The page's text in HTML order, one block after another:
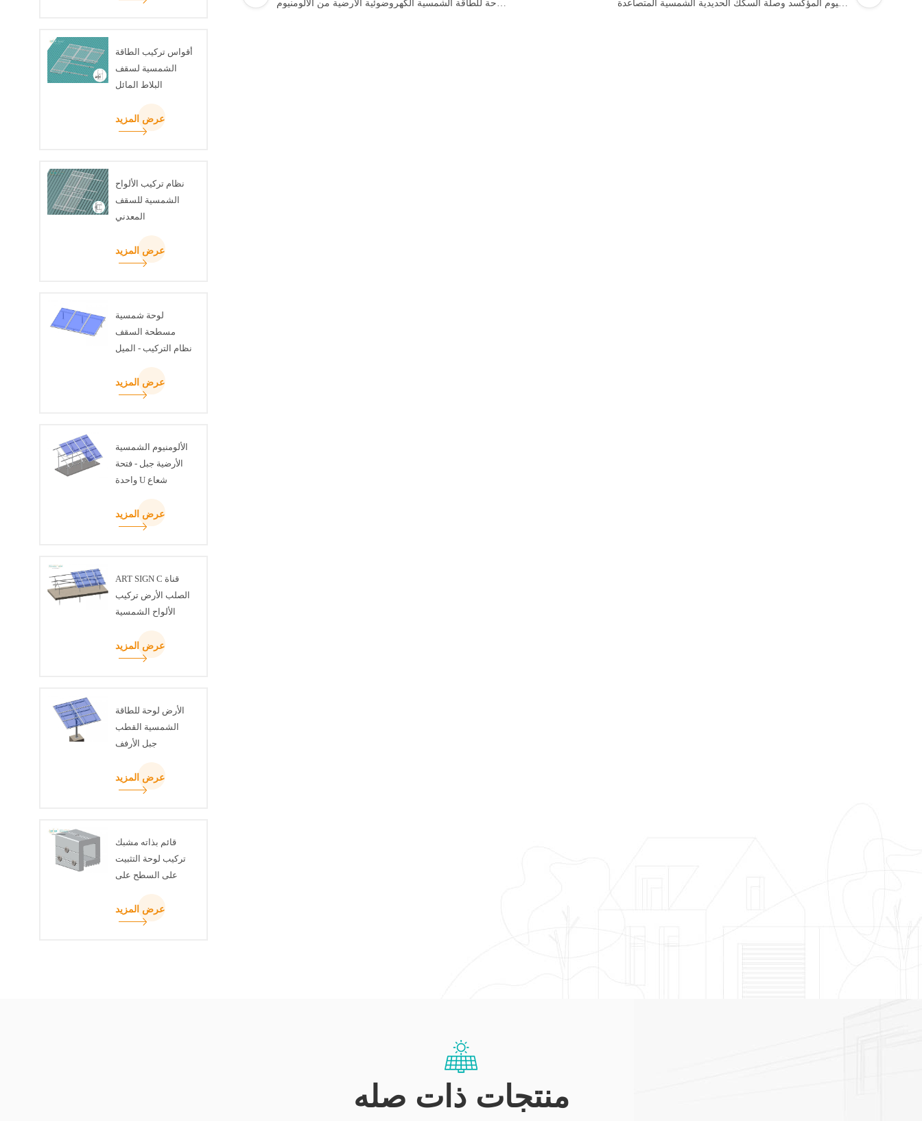
أقواس تركيب الطاقة
الشمسية لسقف
البلاط المائل
عرض المزيد
نظام تركيب الألواح
الشمسية للسقف
المعدني
عرض المزيد
لوحة شمسية
مسطحة السقف
نظام التركيب - الميل
عرض المزيد
الألومنيوم الشمسية
الأرضية جبل - فتحة
واحدة U شعاع
عرض المزيد
ART SIGN C قناة
الصلب الأرض تركيب
الألواح الشمسية
عرض المزيد
الأرض لوحة للطاقة
الشمسية القطب
جبل الأرفف
عرض المزيد
قائم بذاته مشبك
تركيب لوحة التثبيت
على السطح على
عرض المزيد
منتجات ذات صله